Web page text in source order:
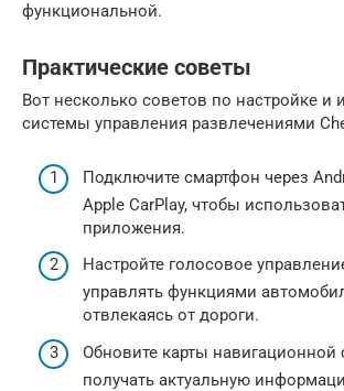
функциональной.
Практические советы
Вот несколько советов по настройке и
системы управления развлечениями
Подключите смартфон через
Apple CarPlay, чтобы
приложения.
Настройте голосовое
управлять функциями
отвлекаясь от дороги.
Обновите карты навигационной
получать актуальную